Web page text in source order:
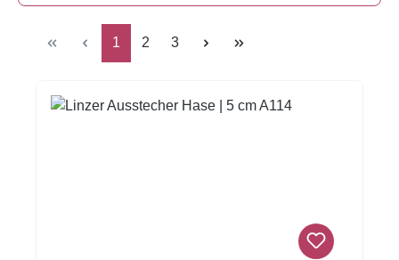
Seite
1 Seite
2 Seite
3